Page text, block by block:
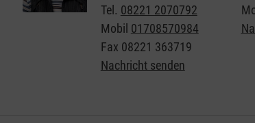
Tel. 08221 2070792
Mobil 01708570984
Fax 08221 363719
Nachricht senden